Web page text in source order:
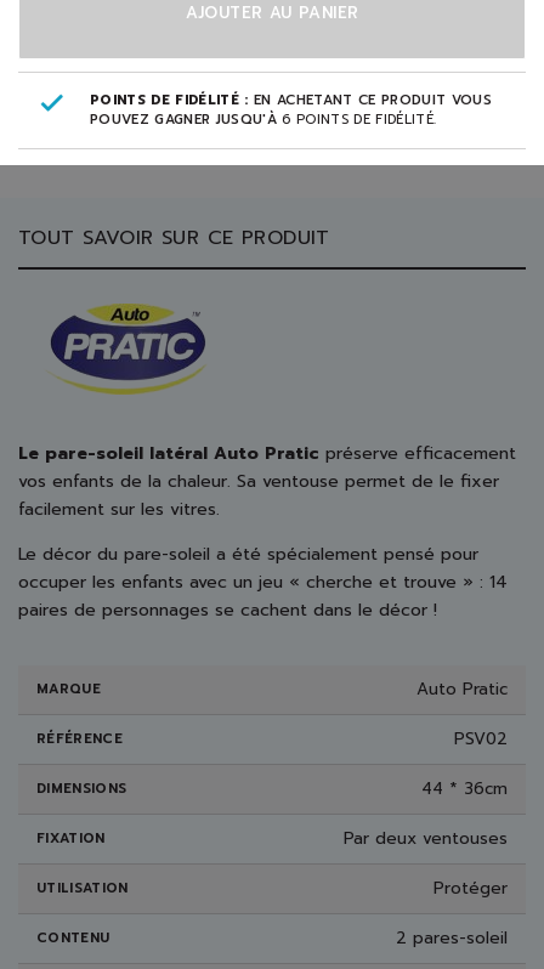
AJOUTER AU PANIER
POINTS DE FIDÉLITÉ : EN ACHETANT CE PRODUIT VOUS
POUVEZ GAGNER JUSQU'À6 POINTS DE FIDÉLITÉ.
TOUT SAVOIR SUR CE PRODUIT
Le pare-soleil latéral Auto Pratic préserve efficacement
vos enfants de la chaleur. Sa ventouse permet de le fixer
facilement sur les vitres.
Le décor du pare-soleil a été spécialement pensé pour
occuper les enfants avec un jeu « cherche et trouve » : 14
paires de personnages se cachent dans le décor !
MARQUE Auto Pratic
RÉFÉRENCE PSV02
DIMENSIONS 44 * 36cm
FIXATION Par deux ventouses
UTILISATION Protéger
CONTENU 2 pares-soleil